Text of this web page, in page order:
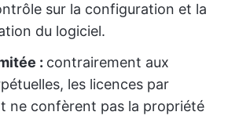
sur la configuration et la
du logiciel.
: contrairement aux
les licences par
ne confèrent pas la propriété